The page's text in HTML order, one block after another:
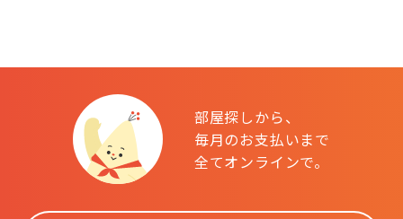
部屋探しから、
毎月のお支払いまで
全てオンラインで。